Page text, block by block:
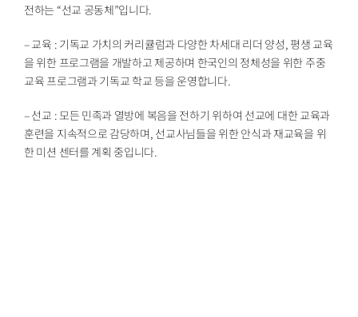
전하는 “선교 공동체”입니다.
– 교육 : 기독교 가치의 커리큘럼과 다양한 차세대 리더 양성, 평생 교육
을 위한 프로그램을 개발하고 제공하며 한국인의 정체성을 위한 주중
교육 프로그램과 기독교 학교 등을 운영합니다.
– 선교 : 모든 민족과 열방에 복음을 전하기 위하여 선교에 대한 교육과
훈련을 지속적으로 감당하며, 선교사님들을 위한 안식과 재교육을 위
한 미션 센터를 계획 중입니다.